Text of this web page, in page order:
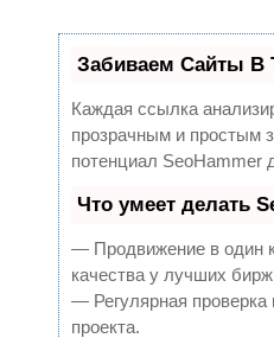
Забиваем Сайты В
Каждая ссылка
прозрачным и простым
потенциал SeoHammer
Что умеет делать
— Продвижение в один
качества у лучших
— Регулярная проверка
проекта.